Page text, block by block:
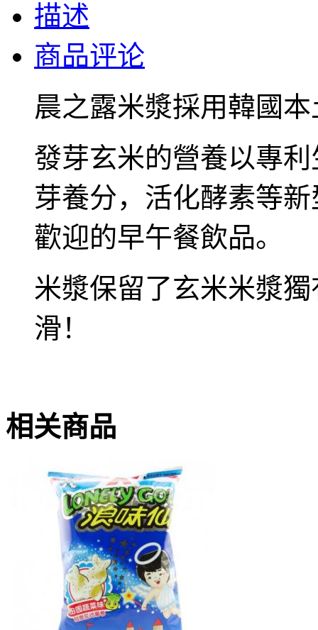
描述
商品评论
晨之露米漿採用韓國
發芽玄米的營養以專
芽養分，活化酵素等
歡迎的早午餐飲品。
米漿保留了玄米米漿
滑！
相关商品